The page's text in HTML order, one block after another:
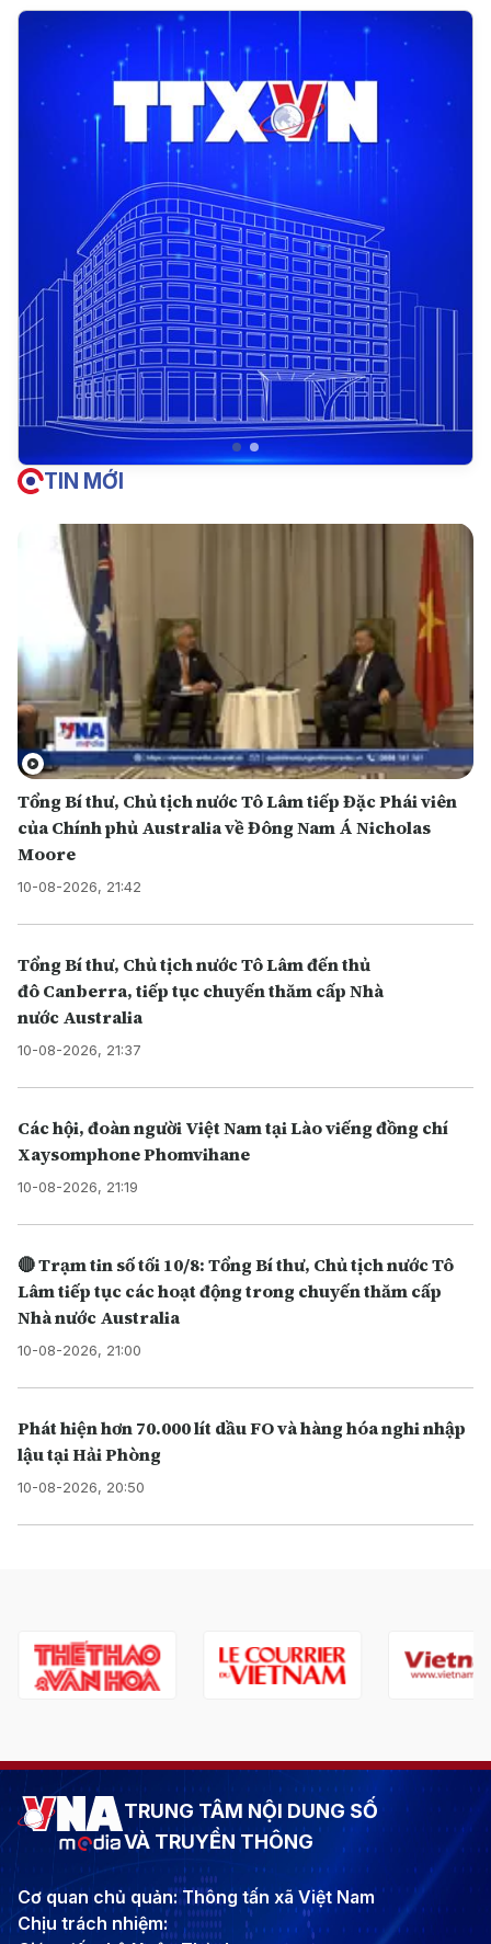
TIN MỚI
Tổng Bí thư, Chủ tịch nước Tô Lâm tiếp Đặc Phái viên
của Chính phủ Australia về Đông Nam Á Nicholas
Moore
10-08-2026, 21:42
Tổng Bí thư, Chủ tịch nước Tô Lâm đến thủ
đô Canberra, tiếp tục chuyến thăm cấp Nhà
nước Australia
10-08-2026, 21:37
Các hội, đoàn người Việt Nam tại Lào viếng đồng chí
Xaysomphone Phomvihane
10-08-2026, 21:19
🔴 Trạm tin số tối 10/8: Tổng Bí thư, Chủ tịch nước Tô
Lâm tiếp tục các hoạt động trong chuyến thăm cấp
Nhà nước Australia
10-08-2026, 21:00
Phát hiện hơn 70.000 lít dầu FO và hàng hóa nghi nhập
lậu tại Hải Phòng
10-08-2026, 20:50
TRUNG TÂM NỘI DUNG SỐ
VÀ TRUYỀN THÔNG
Cơ quan chủ quản: Thông tấn xã Việt Nam
Chịu trách nhiệm: